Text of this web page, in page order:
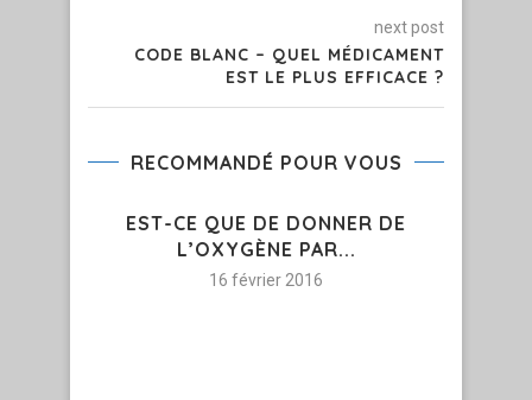
next post
CODE BLANC – QUEL MÉDICAMENT
EST LE PLUS EFFICACE ?
RECOMMANDÉ POUR VOUS
EST-CE QUE DE DONNER DE
L’OXYGÈNE PAR...
16 février 2016